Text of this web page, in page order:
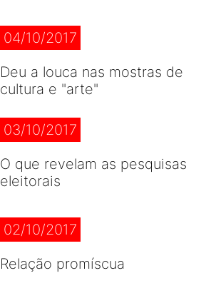
04/10/2017
Deu a louca nas mostras de
cultura e "arte"
03/10/2017
O que revelam as pesquisas
eleitorais
02/10/2017
Relação promíscua